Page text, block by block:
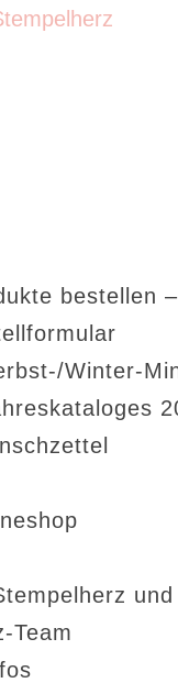
bestellen
Winter-
Team